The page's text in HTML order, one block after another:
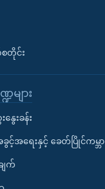
စတိုင်း
ျား
ေးခန်း
င့်အရေးနှင့် ခေတ်ပြိုင်ကမ္ဘာ
ျက်